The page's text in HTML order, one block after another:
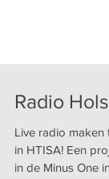
Radio
Live radio maken
in HTISA! Een
in de Minus One